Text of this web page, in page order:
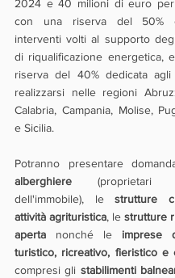
2024 e 40 milioni di euro
con una riserva del 50%
interventi volti al supporto
di riqualificazione energetica,
riserva del 40% dedicata
realizzarsi nelle regioni
Calabria, Campania, Molise,
e Sicilia.
Potranno presentare
alberghiere (proprietari
dell'immobile), le strutture
attività agrituristica, le strutture
aperta nonché le imprese
turistico, ricreativo, fieristico e
compresi gli stabilimenti